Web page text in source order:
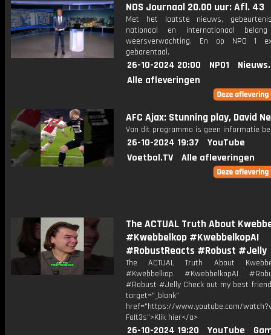
NOS Journaal 20.00 uur: Afl. 43
Met het laatste nieuws,
nationaal en internationaal
weersverwachting. En op NPO 1
gebarentaal.
26-10-2024 20:00 NPO1
Alle afleveringen
AFC Ajax: Stunning play, David
Van dit programma is geen informatie
26-10-2024 19:37
YouTube
Voetbal.TV
Alle afleveringen
The ACTUAL Truth About
#Kwebbelkop #KwebbelkopAI
#RobustReacts #Robust #Jelly
The ACTUAL Truth About
#Kwebbelkop #KwebbelkopAI
#Robust #Jelly Check out my best
target="_blank"
href="https://www.youtube.com/
FoIt3s">Klik hier</a>
26-10-2024 19:20 YouTube